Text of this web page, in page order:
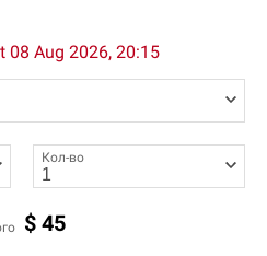
08 Aug 2026, 20:15
Кол-во
$ 45